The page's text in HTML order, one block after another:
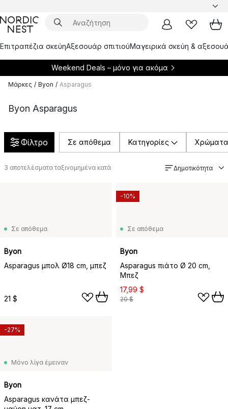
Επιτραπέζια σκεύηΑξεσουάρ σπιτιούΜαγειρικά σκεύη &
Weekend Deals – μόνο για ακόμα
Μάρκες / Byon / Asparagus
Byon Asparagus
Φίλτρο Σε απόθεμα Κατηγορίες Χρώματα
3 αποτελέσματα ταξινομημένα κατά Δημοτικότητα
Σε απόθεμα
Byon
Asparagus μπολ Ø18 cm, μπεζ
21 $
Σε απόθεμα
Byon
Asparagus πιάτο Ø 20 cm,
Μπεζ
17,99 $
20 $
-10%
Μόνο λίγα έμειναν
Byon
Asparagus κανάτα μπεζ-
-27%